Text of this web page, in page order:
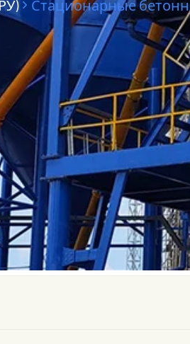
Стационарные
и бесфундаментные БРУ (YHZS)